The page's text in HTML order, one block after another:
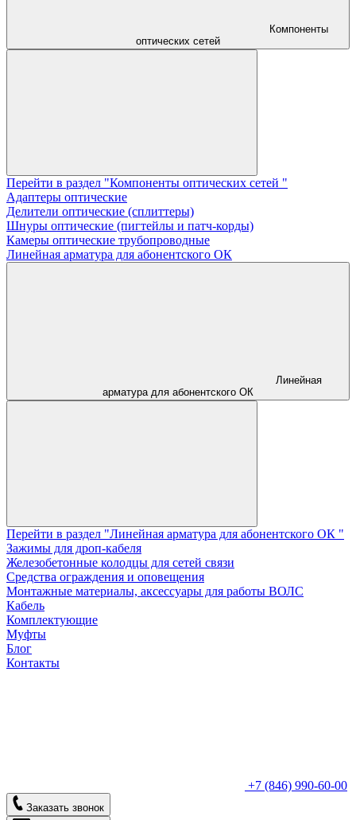
Компоненты
оптических сетей
Перейти в раздел "Компоненты оптических сетей "
Адаптеры оптические
Делители оптические (сплиттеры)
Шнуры оптические (пигтейлы и патч-корды)
Камеры оптические трубопроводные
Линейная арматура для абонентского ОК
Линейная
арматура для абонентского ОК
Перейти в раздел "Линейная арматура для абонентского ОК "
Зажимы для дроп-кабеля
Железобетонные колодцы для сетей связи
Средства ограждения и оповещения
Монтажные материалы, аксессуары для работы ВОЛС
Кабель
Комплектующие
Муфты
Блог
Контакты
+7 (846) 990-60-00
Заказать звонок